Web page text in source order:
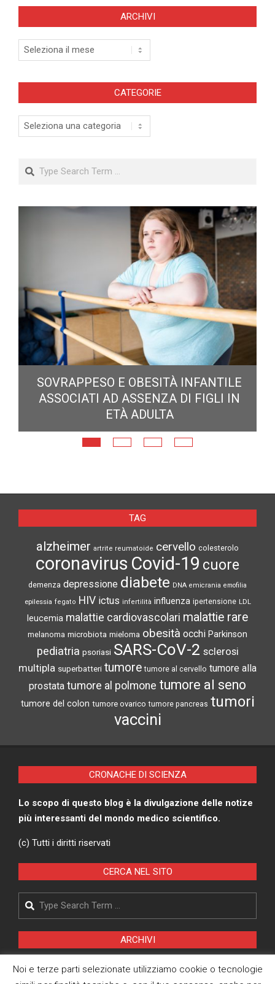
ARCHIVI
Archivi
CATEGORIE
Categorie
Search
SOVRAPPESO E OBESITÀ INFANTILE
ASSOCIATI AD ASSENZA DI FIGLI IN
ETÀ ADULTA
TAG
alzheimer artrite reumatoide cervello colesterolo
coronavirus Covid-19 cuore
demenza depressione diabete DNA emicrania emofilia
epilessia fegato HIV ictus infertilità influenza ipertensione LDL
leucemia malattie cardiovascolari malattie rare
melanoma microbiota mieloma obesità occhi Parkinson
pediatria psoriasi SARS-CoV-2 sclerosi
multipla superbatteri tumore tumore al cervello tumore alla
prostata tumore al polmone tumore al seno
tumore del colon tumore ovarico tumore pancreas tumori
vaccini
CRONACHE DI SCIENZA
Lo scopo di questo blog è la divulgazione delle notize
più interessanti del mondo medico scientifico.
(c) Tutti i diritti riservati
CERCA NEL SITO
Search
ARCHIVI
Archivi
Noi e terze parti selezionate utilizziamo cookie o tecnologie